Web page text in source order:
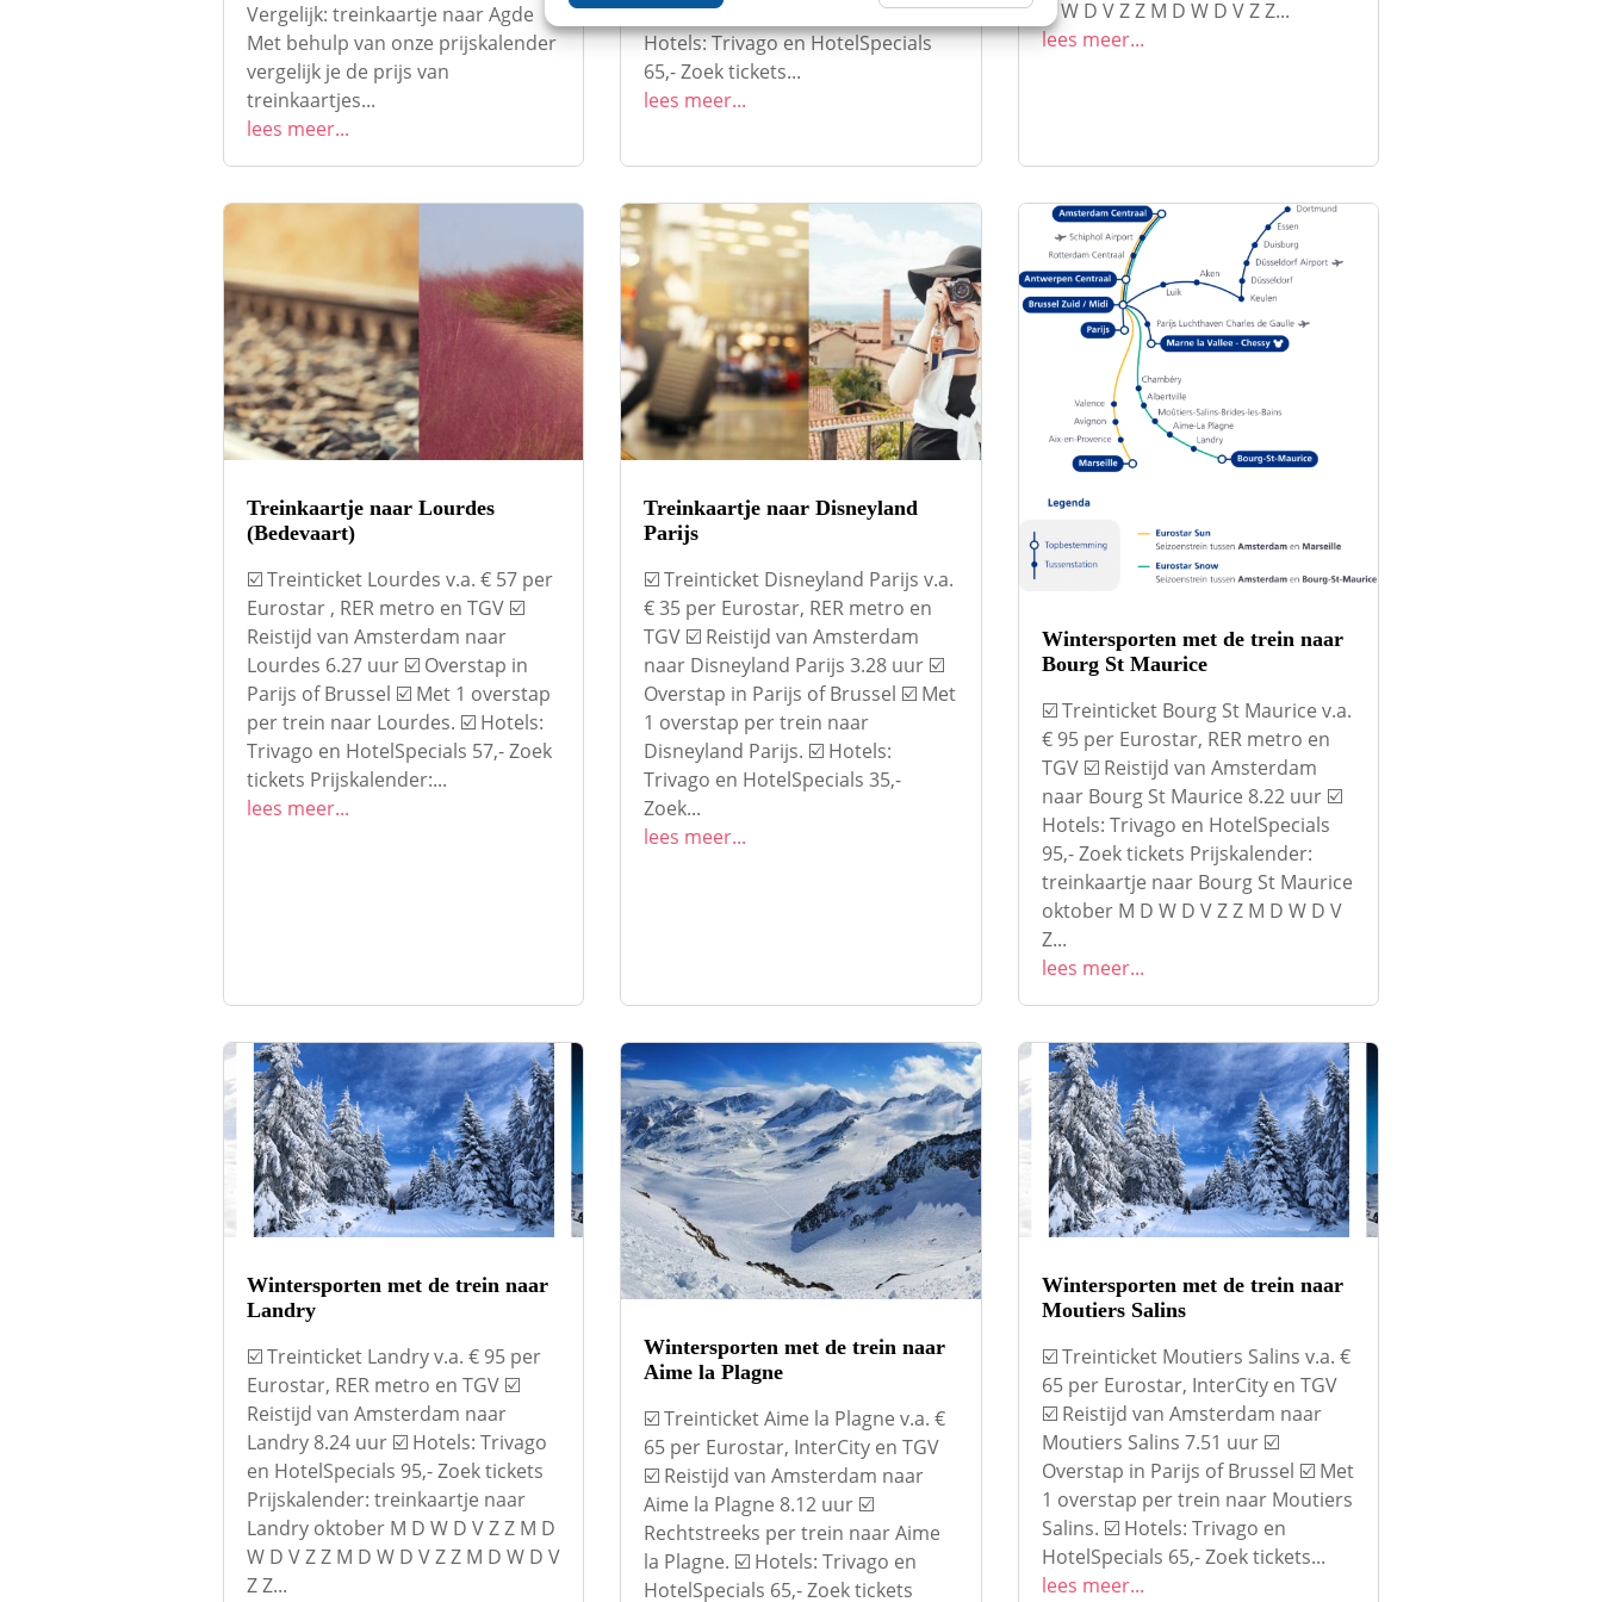
Vergelijk: treinkaartje naar Agde
Met behulp van onze prijskalender
vergelijk je de prijs van
treinkaartjes...
lees meer...
per trein naar Les Menuires. ☑️
Hotels: Trivago en HotelSpecials
65,- Zoek tickets...
lees meer...
D W D V Z Z M D W D V Z Z...
lees meer...
Treinkaartje naar Lourdes
(Bedevaart)
☑️ Treinticket Lourdes v.a. € 57 per
Eurostar , RER metro en TGV ☑️
Reistijd van Amsterdam naar
Lourdes 6.27 uur ☑️ Overstap in
Parijs of Brussel ☑️ Met 1 overstap
per trein naar Lourdes. ☑️ Hotels:
Trivago en HotelSpecials 57,- Zoek
tickets Prijskalender:...
lees meer...
Treinkaartje naar Disneyland
Parijs
☑️ Treinticket Disneyland Parijs v.a.
€ 35 per Eurostar, RER metro en
TGV ☑️ Reistijd van Amsterdam
naar Disneyland Parijs 3.28 uur ☑️
Overstap in Parijs of Brussel ☑️ Met
1 overstap per trein naar
Disneyland Parijs. ☑️ Hotels:
Trivago en HotelSpecials 35,-
Zoek...
lees meer...
Wintersporten met de trein naar
Bourg St Maurice
☑️ Treinticket Bourg St Maurice v.a.
€ 95 per Eurostar, RER metro en
TGV ☑️ Reistijd van Amsterdam
naar Bourg St Maurice 8.22 uur ☑️
Hotels: Trivago en HotelSpecials
95,- Zoek tickets Prijskalender:
treinkaartje naar Bourg St Maurice
oktober M D W D V Z Z M D W D V
Z...
lees meer...
Wintersporten met de trein naar
Landry
☑️ Treinticket Landry v.a. € 95 per
Eurostar, RER metro en TGV ☑️
Reistijd van Amsterdam naar
Landry 8.24 uur ☑️ Hotels: Trivago
en HotelSpecials 95,- Zoek tickets
Prijskalender: treinkaartje naar
Landry oktober M D W D V Z Z M D
W D V Z Z M D W D V Z Z M D W D V
Z Z...
Wintersporten met de trein naar
Aime la Plagne
☑️ Treinticket Aime la Plagne v.a. €
65 per Eurostar, InterCity en TGV
☑️ Reistijd van Amsterdam naar
Aime la Plagne 8.12 uur ☑️
Rechtstreeks per trein naar Aime
la Plagne. ☑️ Hotels: Trivago en
HotelSpecials 65,- Zoek tickets
Wintersporten met de trein naar
Moutiers Salins
☑️ Treinticket Moutiers Salins v.a. €
65 per Eurostar, InterCity en TGV
☑️ Reistijd van Amsterdam naar
Moutiers Salins 7.51 uur ☑️
Overstap in Parijs of Brussel ☑️ Met
1 overstap per trein naar Moutiers
Salins. ☑️ Hotels: Trivago en
HotelSpecials 65,- Zoek tickets...
lees meer...